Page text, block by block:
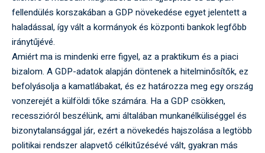
fellendülés korszakában a GDP növekedése egyet jelentett a
haladással, így vált a kormányok és központi bankok legfőbb
iránytűjévé.
Amiért ma is mindenki erre figyel, az a praktikum és a piaci
bizalom. A GDP-adatok alapján döntenek a hitelminősítők, ez
befolyásolja a kamatlábakat, és ez határozza meg egy ország
vonzerejét a külföldi tőke számára. Ha a GDP csökken,
recesszióról beszélünk, ami általában munkanélküliséggel és
bizonytalansággal jár, ezért a növekedés hajszolása a legtöbb
politikai rendszer alapvető célkitűzésévé vált, gyakran más